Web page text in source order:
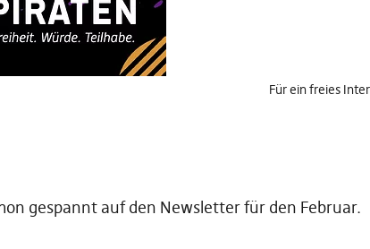
Für ein freies
gespannt auf den Newsletter für den Februar.